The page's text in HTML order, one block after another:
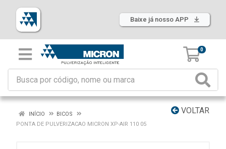
Baixe já nosso APP
0
VOLTAR
INÍCIO
BICOS
PONTA DE PULVERIZACAO MICRON XP-AIR 110 05